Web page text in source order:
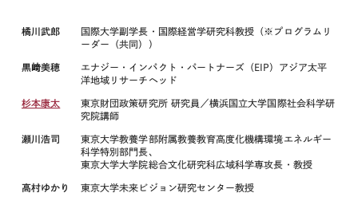
橘川武郎
国際大学副学長・国際経営学研究科教授（※プログラムリ
ーダー（共同））
黒﨑美穂
エナジー・インパクト・パートナーズ（EIP）アジア太平
洋地域リサーチヘッド
杉本康太
東京財団政策研究所 研究員／横浜国立大学国際社会科学研
究院講師
瀬川浩司
東京大学教養学部附属教養教育高度化機構環境エネルギー
科学特別部門長、
東京大学大学院総合文化研究科広域科学専攻長・教授
高村ゆかり 東京大学未来ビジョン研究センター教授